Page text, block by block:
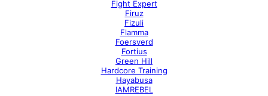
Fight Expert
Firuz
Fizuli
Flamma
Foersverd
Fortius
Green Hill
Hardcore Training
Hayabusa
IAMREBEL